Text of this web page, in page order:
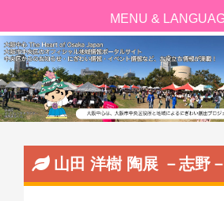
山田 洋樹 陶展 －志野－